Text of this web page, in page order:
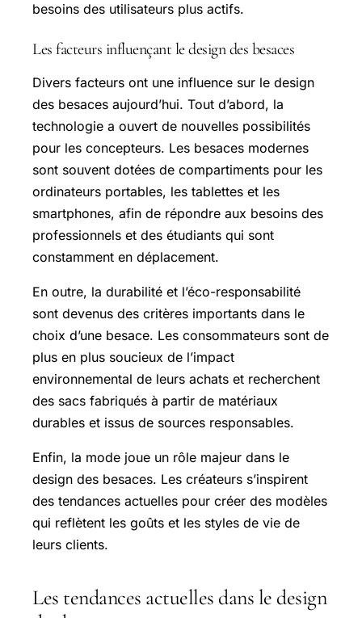
besoins des utilisateurs plus actifs.
Les facteurs influençant le design des besaces
Divers facteurs ont une influence sur le design
des besaces aujourd’hui. Tout d’abord, la
technologie a ouvert de nouvelles possibilités
pour les concepteurs. Les besaces modernes
sont souvent dotées de compartiments pour les
ordinateurs portables, les tablettes et les
smartphones, afin de répondre aux besoins des
professionnels et des étudiants qui sont
constamment en déplacement.
En outre, la durabilité et l’éco-responsabilité
sont devenus des critères importants dans le
choix d’une besace. Les consommateurs sont de
plus en plus soucieux de l’impact
environnemental de leurs achats et recherchent
des sacs fabriqués à partir de matériaux
durables et issus de sources responsables.
Enfin, la mode joue un rôle majeur dans le
design des besaces. Les créateurs s’inspirent
des tendances actuelles pour créer des modèles
qui reflètent les goûts et les styles de vie de
leurs clients.
Les tendances actuelles dans le design